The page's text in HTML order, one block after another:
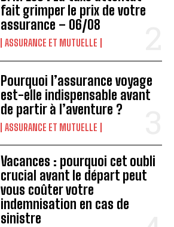
fait grimper le prix de votre
assurance – 06/08
ASSURANCE ET MUTUELLE
Pourquoi l’assurance voyage
est-elle indispensable avant
de partir à l’aventure ?
ASSURANCE ET MUTUELLE
Vacances : pourquoi cet oubli
crucial avant le départ peut
vous coûter votre
indemnisation en cas de
sinistre